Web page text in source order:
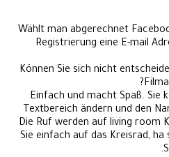
Wählt man abgerechnet
Registrierung eine E-mail
Können Sie sich nicht
Einfach und macht Spaß. Sie
Textbereich ändern und den
Die Ruf werden auf living room
Sie einfach auf das Kreisrad,